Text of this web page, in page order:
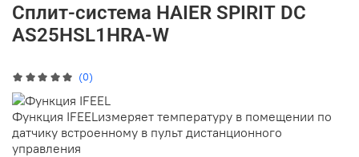
(0)
Сплит-система HAIER SPIRIT DC
AS25HSL1HRA-W
Функция IFEEL измеряет температуру в помещении по
датчику встроенному в пульт дистанционного
управления